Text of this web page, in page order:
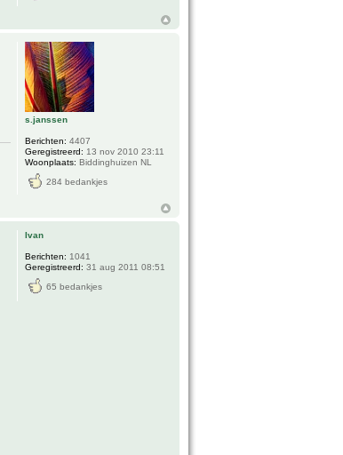
s.janssen
Berichten: 4407
Geregistreerd: 13 nov 2010 23:11
Woonplaats: Biddinghuizen NL
284 bedankjes
Ivan
Berichten: 1041
Geregistreerd: 31 aug 2011 08:51
65 bedankjes